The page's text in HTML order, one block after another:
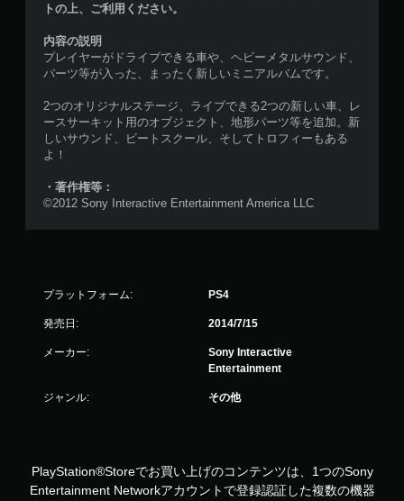
トの上、ご利用ください。
内容の説明
プレイヤーがドライブできる車や、ヘビーメタルサウンド、
パーツ等が入った、まったく新しいミニアルバムです。
2つのオリジナルステージ、ライブできる2つの新しい車、レ
ースサーキット用のオブジェクト、地形パーツ等を追加。新
しいサウンド、ビートスクール、そしてトロフィーもある
よ！
・著作権等：
©2012 Sony Interactive Entertainment America LLC
プラットフォーム: PS4
発売日: 2014/7/15
メーカー:
Sony Interactive
Entertainment
ジャンル: その他
PlayStation®Storeでお買い上げのコンテンツは、1つのSony
Entertainment Networkアカウントで登録認証した複数の機器